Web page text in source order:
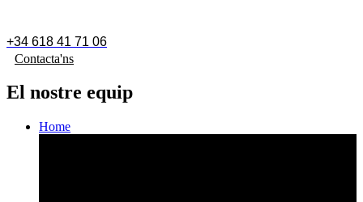
+34 618 41 71 06
Contacta'ns
El nostre equip
Home